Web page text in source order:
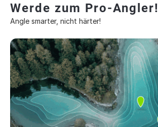
Werde zum Pro-Angler!
Angle smarter, nicht härter!